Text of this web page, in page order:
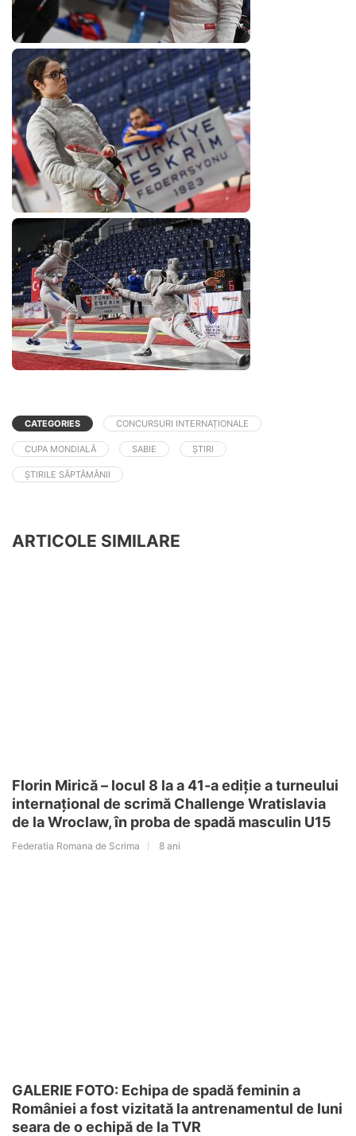
CATEGORIES CONCURSURI INTERNAȚIONALE
CUPA MONDIALĂ SABIE ȘTIRI
ȘTIRILE SĂPTĂMÂNII
ARTICOLE SIMILARE
Florin Mirică – locul 8 la a 41-a ediție a turneului
internațional de scrimă Challenge Wratislavia
de la Wroclaw, în proba de spadă masculin U15
Federatia Romana de Scrima 8 ani
GALERIE FOTO: Echipa de spadă feminin a
României a fost vizitată la antrenamentul de luni
seara de o echipă de la TVR